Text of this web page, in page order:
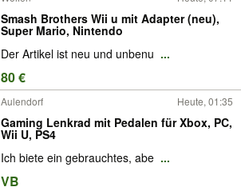
Smash Brothers Wii u mit Adapter (neu),
Super Mario, Nintendo
Der Artikel ist neu und unbenu ...
80 €
Aulendorf Heute, 01:35
Gaming Lenkrad mit Pedalen für Xbox, PC,
Wii U, PS4
Ich biete ein gebrauchtes, abe ...
VB